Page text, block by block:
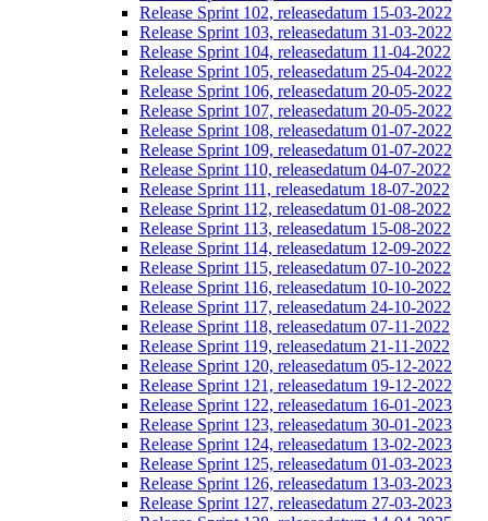
Release Sprint 102, releasedatum 15-03-2022
Release Sprint 103, releasedatum 31-03-2022
Release Sprint 104, releasedatum 11-04-2022
Release Sprint 105, releasedatum 25-04-2022
Release Sprint 106, releasedatum 20-05-2022
Release Sprint 107, releasedatum 20-05-2022
Release Sprint 108, releasedatum 01-07-2022
Release Sprint 109, releasedatum 01-07-2022
Release Sprint 110, releasedatum 04-07-2022
Release Sprint 111, releasedatum 18-07-2022
Release Sprint 112, releasedatum 01-08-2022
Release Sprint 113, releasedatum 15-08-2022
Release Sprint 114, releasedatum 12-09-2022
Release Sprint 115, releasedatum 07-10-2022
Release Sprint 116, releasedatum 10-10-2022
Release Sprint 117, releasedatum 24-10-2022
Release Sprint 118, releasedatum 07-11-2022
Release Sprint 119, releasedatum 21-11-2022
Release Sprint 120, releasedatum 05-12-2022
Release Sprint 121, releasedatum 19-12-2022
Release Sprint 122, releasedatum 16-01-2023
Release Sprint 123, releasedatum 30-01-2023
Release Sprint 124, releasedatum 13-02-2023
Release Sprint 125, releasedatum 01-03-2023
Release Sprint 126, releasedatum 13-03-2023
Release Sprint 127, releasedatum 27-03-2023